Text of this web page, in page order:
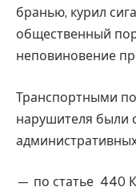
бранью, курил
общественный
неповиновение
Транспортными
нарушителя были
— по статье 440